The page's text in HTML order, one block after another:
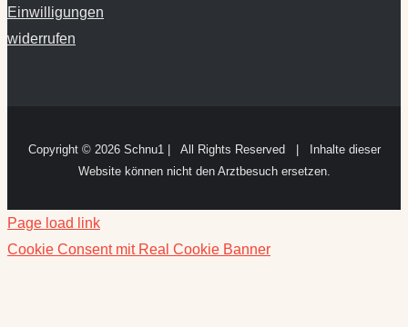
Einwilligungen
widerrufen
Copyright © 2026 Schnu1 | All Rights Reserved | Inhalte dieser
Website können nicht den Arztbesuch ersetzen.
Page load link
Cookie Consent mit Real Cookie Banner